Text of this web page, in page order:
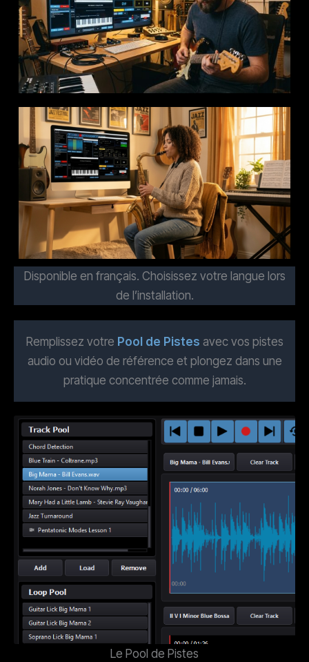
Disponible en français. Choisissez votre langue lors
de l’installation.
Remplissez votre Pool de Pistes avec vos pistes
audio ou vidéo de référence et plongez dans une
pratique concentrée comme jamais.
Le Pool de Pistes